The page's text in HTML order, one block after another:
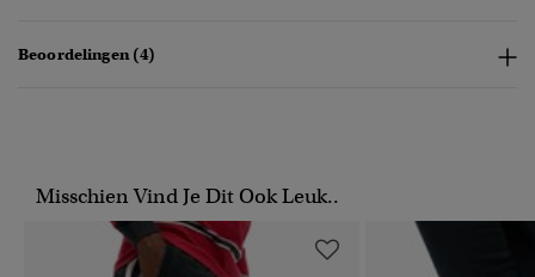
Beoordelingen (4)
Misschien Vind Je Dit Ook Leuk..